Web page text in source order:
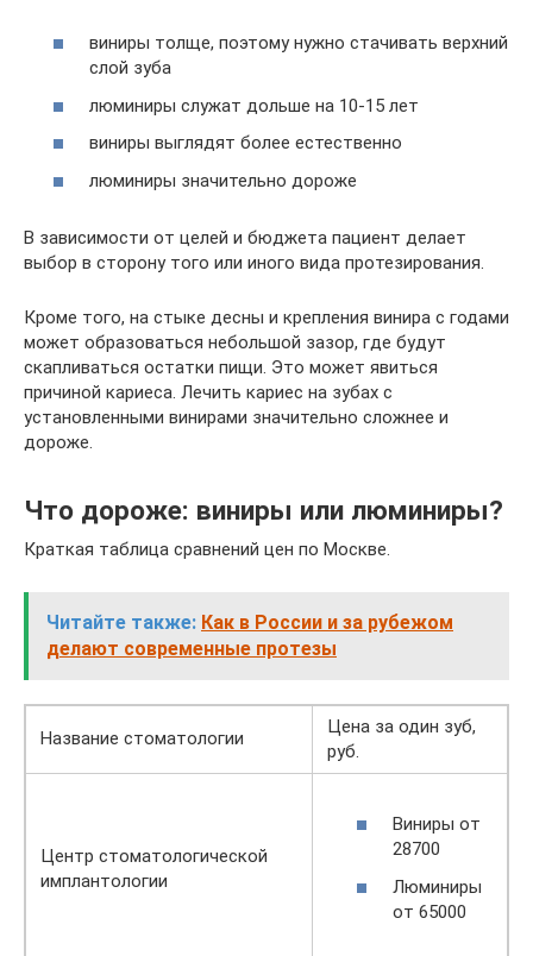
виниры толще, поэтому нужно стачивать верхний
слой зуба
люминиры служат дольше на 10-15 лет
виниры выглядят более естественно
люминиры значительно дороже
В зависимости от целей и бюджета пациент делает
выбор в сторону того или иного вида протезирования.
Кроме того, на стыке десны и крепления винира с годами
может образоваться небольшой зазор, где будут
скапливаться остатки пищи. Это может явиться
причиной кариеса. Лечить кариес на зубах с
установленными винирами значительно сложнее и
дороже.
Что дороже: виниры или люминиры?
Краткая таблица сравнений цен по Москве.
Читайте также: Как в России и за рубежом
делают современные протезы
Название стоматологии
Цена за один зуб,
руб.
Центр стоматологической
имплантологии
Виниры от
28700
Люминиры
от 65000